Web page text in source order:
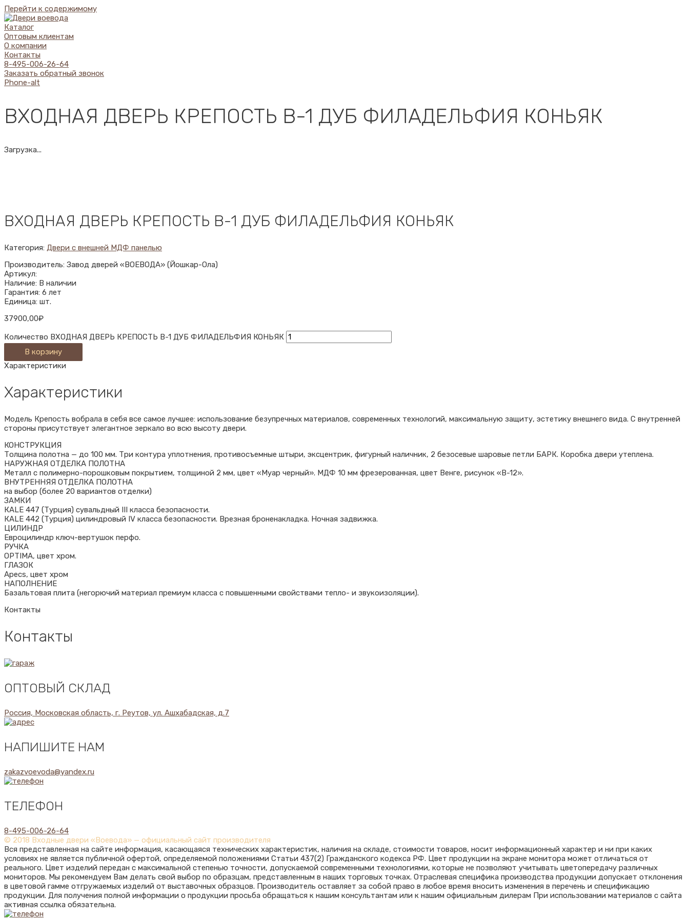
Перейти к содержимому
Каталог
Оптовым клиентам
О компании
Контакты
8-495-006-26-64
Заказать обратный звонок
Phone-alt
ВХОДНАЯ ДВЕРЬ КРЕПОСТЬ В-1 ДУБ ФИЛАДЕЛЬФИЯ КОНЬЯК
Загрузка...
ВХОДНАЯ ДВЕРЬ КРЕПОСТЬ В-1 ДУБ ФИЛАДЕЛЬФИЯ КОНЬЯК
Категория: Двери с внешней МДФ панелью
Производитель: Завод дверей «ВОЕВОДА» (Йошкар-Ола)
Артикул:
Наличие: В наличии
Гарантия: 6 лет
Единица: шт.
37900,00₽
Количество ВХОДНАЯ ДВЕРЬ КРЕПОСТЬ В-1 ДУБ ФИЛАДЕЛЬФИЯ КОНЬЯК
В корзину
Характеристики
Характеристики
Модель Крепость вобрала в себя все самое лучшее: использование безупречных материалов, современных технологий, максимальную защиту, эстетику внешнего вида. С внутренней
стороны присутствует элегантное зеркало во всю высоту двери.
КОНСТРУКЦИЯ
Толщина полотна — до 100 мм. Три контура уплотнения, противосъемные штыри, эксцентрик, фигурный наличник, 2 безосевые шаровые петли БАРК. Коробка двери утеплена.
НАРУЖНАЯ ОТДЕЛКА ПОЛОТНА
Металл с полимерно-порошковым покрытием, толщиной 2 мм, цвет «Муар черный». МДФ 10 мм фрезерованная, цвет Венге, рисунок «В-12».
ВНУТРЕННЯЯ ОТДЕЛКА ПОЛОТНА
на выбор (более 20 вариантов отделки)
ЗАМКИ
КALE 447 (Турция) сувальдный III класса безопасности.
КALE 442 (Турция) цилиндровый IV класса безопасности. Врезная броненакладка. Ночная задвижка.
ЦИЛИНДР
Евроцилиндр ключ-вертушок перфо.
РУЧКА
OPTIMA, цвет хром.
ГЛАЗОК
Apecs, цвет хром
НАПОЛНЕНИЕ
Базальтовая плита (негорючий материал премиум класса с повышенными свойствами тепло- и звукоизоляции).
Контакты
Контакты
ОПТОВЫЙ СКЛАД
Россия, Московская область, г. Реутов, ул. Ашхабадская, д.7
НАПИШИТЕ НАМ
zakazvoevoda@yandex.ru
ТЕЛЕФОН
8-495-006-26-64
© 2018 Входные двери «Воевода» — официальный сайт производителя
Вся представленная на сайте информация, касающаяся технических характеристик, наличия на складе, стоимости товаров, носит информационный характер и ни при каких
условиях не является публичной офертой, определяемой положениями Статьи 437(2) Гражданского кодекса РФ. Цвет продукции на экране монитора может отличаться от
реального. Цвет изделий передан с максимальной степенью точности, допускаемой современными технологиями, которые не позволяют учитывать цветопередачу различных
мониторов. Мы рекомендуем Вам делать свой выбор по образцам, представленным в наших торговых точках. Отраслевая специфика производства продукции допускает отклонения
в цветовой гамме отгружаемых изделий от выставочных образцов. Производитель оставляет за собой право в любое время вносить изменения в перечень и спецификацию
продукции. Для получения полной информации о продукции просьба обращаться к нашим консультантам или к нашим официальным дилерам При использовании материалов с сайта
активная ссылка обязательна.